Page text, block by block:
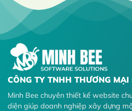
CÔNG TY TNHH THƯƠNG
Minh Bee chuyên thiết kế website
diện giúp doanh nghiệp xây dựng